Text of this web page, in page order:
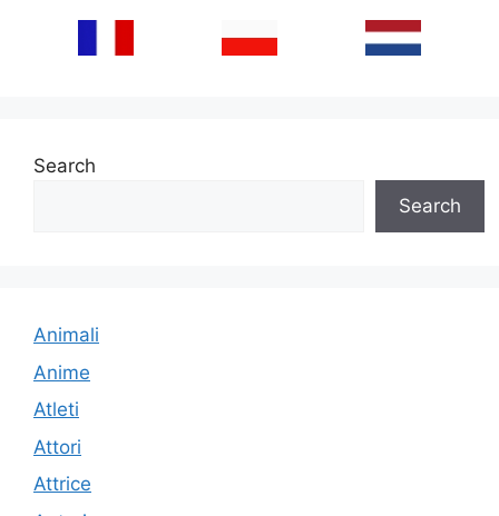
Search
Search
Animali
Anime
Atleti
Attori
Attrice